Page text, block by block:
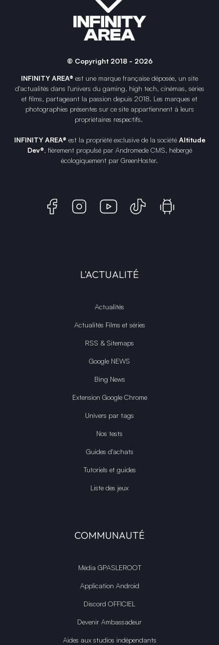
© Copyright 2018 - 2026
INFINITY AREA® est une marque française déposée, un site
d'actualités dans l'univers du gaming, high tech, cinémas, séries
et films, partageant la passion depuis 2018. Les marques et
photographies présentes sur ce site appartiennent à leurs
propriétaires respectifs.
INFINITY AREA® est la propriété exclusive de la société Altitude
Dev®, fièrement propulsé par Andromede CMS, hébergé
écologiquement par GreenHoster.
L'ACTUALITÉ
Actualités
Actualités Films et séries
RSS & Sitemaps
Google NEWS
Bing News
Extension Google Chrome
Univers par tags
Nos tests
Guides d'achats
Tutoriels et guides
Liste des jeux
COMMUNAUTÉ
Média GPASLEROOT
Application Android
Discord OFFICIEL
Devenir Ambassadeur
Aides aux studios indépendants